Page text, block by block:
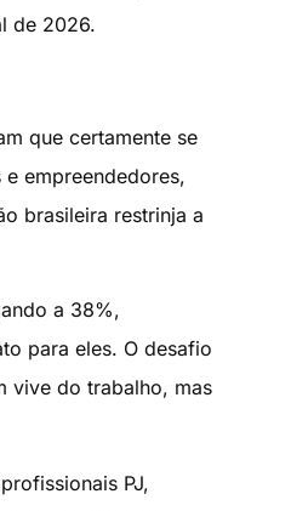
de 2026.
que certamente se
empreendedores,
brasileira restrinja a
a 38%,
para eles. O desafio
vive do trabalho, mas
PJ,